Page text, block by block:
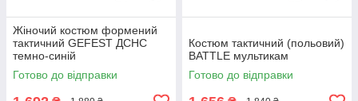
Жіночий костюм формений
тактичний GEFEST ДСНС
темно-синій
Готово до відправки
Костюм тактичний (польовий)
BATTLE мультикам
Готово до відправки